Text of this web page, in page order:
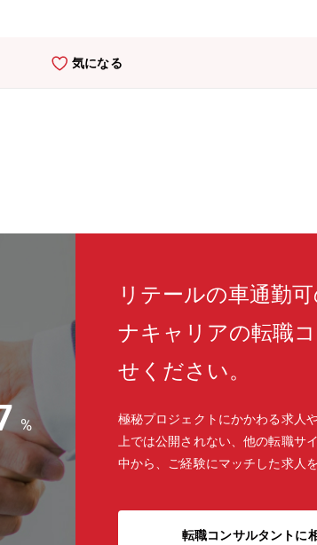
気になる
%
リテールの車通勤
ナキャリアの転職
せください。
極秘プロジェクトにかかわる求人
上では公開されない、他の転職サ
中から、ご経験にマッチした求人
転職コンサルタントに